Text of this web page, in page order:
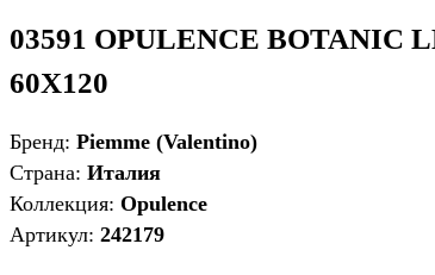
03591 OPULENCE BOTANIC
60X120
Бренд: Piemme (Valentino)
Страна: Италия
Коллекция: Opulence
Артикул: 242179